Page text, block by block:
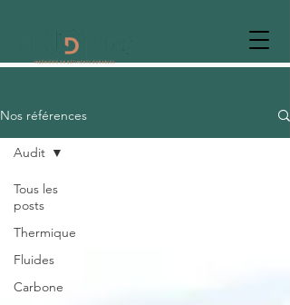
Nos références
Tous les
posts
Thermique
Fluides
Carbone
Audit